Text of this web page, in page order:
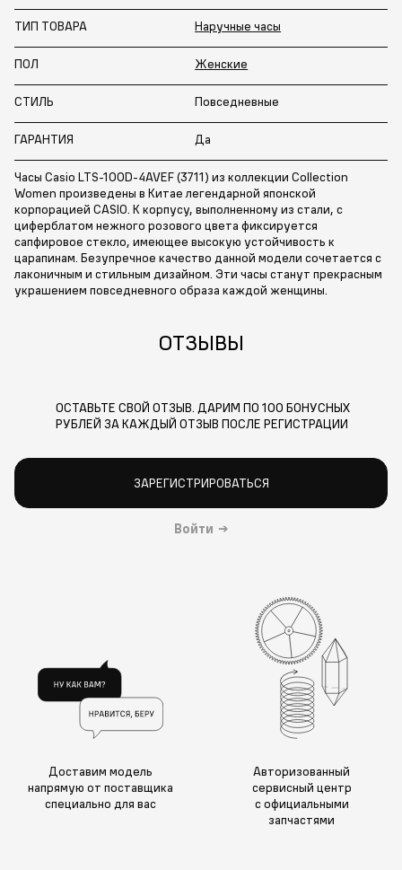
ТИП ТОВАРА Наручные часы
ПОЛ Женские
СТИЛЬ Повседневные
ГАРАНТИЯ Да
Часы Casio LTS-100D-4AVEF (3711) из коллекции Collection
Women произведены в Китае легендарной японской
корпорацией CASIO. К корпусу, выполненному из стали, с
циферблатом нежного розового цвета фиксируется
сапфировое стекло, имеющее высокую устойчивость к
царапинам. Безупречное качество данной модели сочетается с
лаконичным и стильным дизайном. Эти часы станут прекрасным
украшением повседневного образа каждой женщины.
ОТЗЫВЫ
ОСТАВЬТЕ СВОЙ ОТЗЫВ. ДАРИМ ПО 100 БОНУСНЫХ
РУБЛЕЙ ЗА КАЖДЫЙ ОТЗЫВ ПОСЛЕ РЕГИСТРАЦИИ
ЗАРЕГИСТРИРОВАТЬСЯ
Войти →
Доставим модель
напрямую от поставщика
специально для вас
Авторизованный
сервисный центр
с официальными
запчастями